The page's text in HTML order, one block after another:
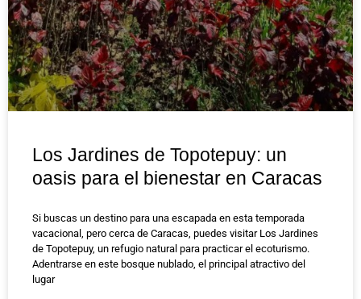
Los Jardines de Topotepuy: un
oasis para el bienestar en Caracas
Si buscas un destino para una escapada en esta temporada
vacacional, pero cerca de Caracas, puedes visitar Los Jardines
de Topotepuy, un refugio natural para practicar el ecoturismo.
Adentrarse en este bosque nublado, el principal atractivo del
lugar